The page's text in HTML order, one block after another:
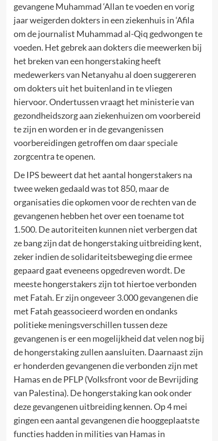
gevangene Muhammad ‘Allan te voeden en vorig
jaar weigerden dokters in een ziekenhuis in ‘Afila
om de journalist Muhammad al-Qiq gedwongen te
voeden. Het gebrek aan dokters die meewerken bij
het breken van een hongerstaking heeft
medewerkers van Netanyahu al doen suggereren
om dokters uit het buitenland in te vliegen
hiervoor. Ondertussen vraagt het ministerie van
gezondheidszorg aan ziekenhuizen om voorbereid
te zijn en worden er in de gevangenissen
voorbereidingen getroffen om daar speciale
zorgcentra te openen.
De IPS beweert dat het aantal hongerstakers na
twee weken gedaald was tot 850, maar de
organisaties die opkomen voor de rechten van de
gevangenen hebben het over een toename tot
1.500. De autoriteiten kunnen niet verbergen dat
ze bang zijn dat de hongerstaking uitbreiding kent,
zeker indien de solidariteitsbeweging die ermee
gepaard gaat eveneens opgedreven wordt. De
meeste hongerstakers zijn tot hiertoe verbonden
met Fatah. Er zijn ongeveer 3.000 gevangenen die
met Fatah geassocieerd worden en ondanks
politieke meningsverschillen tussen deze
gevangenen is er een mogelijkheid dat velen nog bij
de hongerstaking zullen aansluiten. Daarnaast zijn
er honderden gevangenen die verbonden zijn met
Hamas en de PFLP (Volksfront voor de Bevrijding
van Palestina). De hongerstaking kan ook onder
deze gevangenen uitbreiding kennen. Op 4 mei
gingen een aantal gevangenen die hooggeplaatste
functies hadden in milities van Hamas in